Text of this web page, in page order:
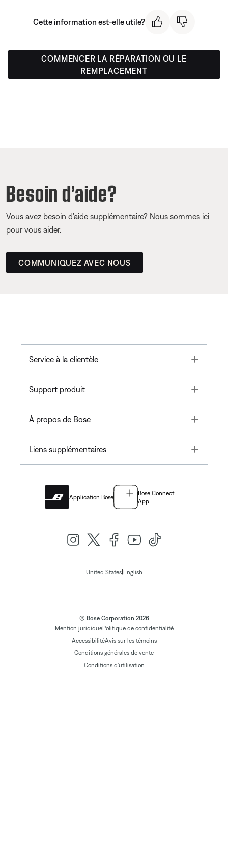
Cette information est-elle utile?
COMMENCER LA RÉPARATION OU LE
REMPLACEMENT
Besoin d’aide?
Vous avez besoin d’aide supplémentaire? Nous sommes ici
pour vous aider.
COMMUNIQUEZ AVEC NOUS
Service à la clientèle Toggle
Support produit Toggle
À propos de Bose Toggle
Liens supplémentaires Toggle
Application Bose
Bose Connect
App
United States| English
© Bose Corporation 2026
Mention juridiquePolitique de confidentialité
AccessibilitéAvis sur les témoins
Conditions générales de vente
Conditions d'utilisation